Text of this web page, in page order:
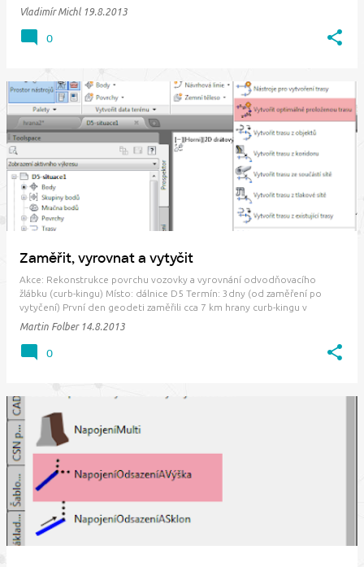
navrhování dopravních staveb. První akvizicí jsou aplikace Sam
a výpočet zatížení malých a…
Vladimír Michl 19.8.2013
0
Zaměřit, vyrovnat a vytyčit
Akce: Rekonstrukce povrchu vozovky a vyrovnání odvodňovacího
žlábku (curb-kingu) Místo: dálnice D5 Termín: 3dny (od zaměření po
vytyčení) První den geodeti zaměřili cca 7 km hrany curb-kingu v
profilech á 20m. Druhý den jsme data zpracovali v C3D 2014, nechali
Martin Folber 14.8.2013
0